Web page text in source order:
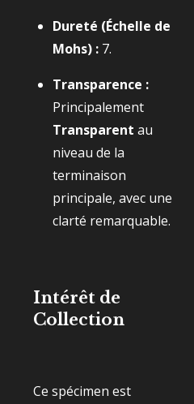
Dureté (Échelle de
Mohs) : 7.
Transparence :
Principalement
Transparent au
niveau de la
terminaison
principale, avec une
clarté remarquable.
Intérêt de
Collection
Ce spécimen est